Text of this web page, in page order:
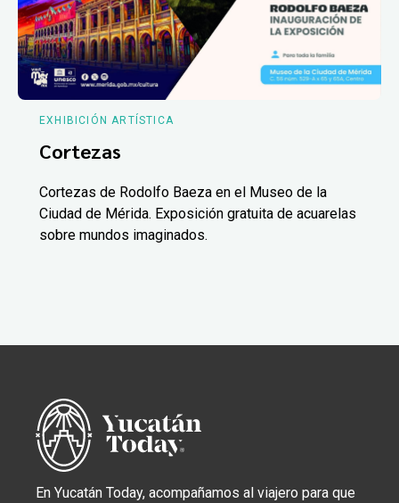
EXHIBICIÓN ARTÍSTICA
Cortezas
Cortezas de Rodolfo Baeza en el Museo de la
Ciudad de Mérida. Exposición gratuita de acuarelas
sobre mundos imaginados.
En Yucatán Today, acompañamos al viajero para que